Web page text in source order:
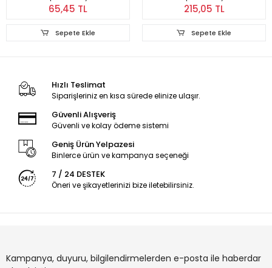
65,45 TL
Sepete Ekle
215,05 TL
Sepete Ekle
Hızlı Teslimat
Siparişleriniz en kısa sürede elinize ulaşır.
Güvenli Alışveriş
Güvenli ve kolay ödeme sistemi
Geniş Ürün Yelpazesi
Binlerce ürün ve kampanya seçeneği
7 / 24 DESTEK
Öneri ve şikayetlerinizi bize iletebilirsiniz.
Kampanya, duyuru, bilgilendirmelerden e-posta ile haberdar